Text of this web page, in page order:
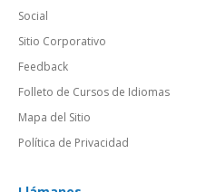
Social
Sitio Corporativo
Feedback
Folleto de Cursos de Idiomas
Mapa del Sitio
Política de Privacidad